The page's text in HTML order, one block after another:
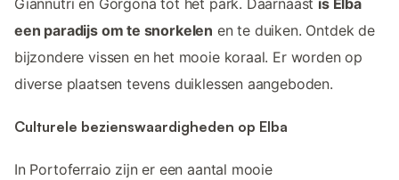
een paradijs om te snorkelen en te duiken. Ontdek de
bijzondere vissen en het mooie koraal. Er worden op
diverse plaatsen tevens duiklessen aangeboden.
Culturele bezienswaardigheden op Elba
In Portoferraio zijn er een aantal mooie